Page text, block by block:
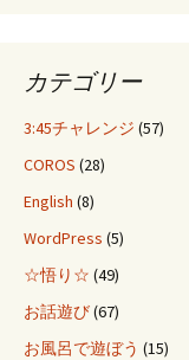
カテゴリー
3:45チャレンジ (57)
COROS (28)
English (8)
WordPress (5)
☆悟り☆ (49)
お話遊び(67)
お風呂で遊ぼう (15)